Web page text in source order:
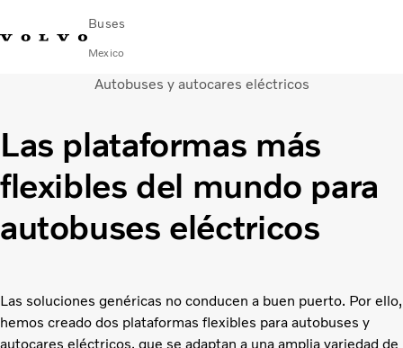
Buses
Mexico
Comuníquese con nosotroscentro de servicioVolvo Connect
AUTOBUSES URBANOS E INTERURBANOS
AUTOBUSES FORÁNEOS
Servicios
¿Por qué Volvo?
NOTICIAS E HISTORIAS
Autobuses y autocares eléctricos
Las plataformas más
flexibles del mundo para
autobuses eléctricos
Las soluciones genéricas no conducen a buen puerto. Por ello,
hemos creado dos plataformas flexibles para autobuses y
autocares eléctricos, que se adaptan a una amplia variedad de